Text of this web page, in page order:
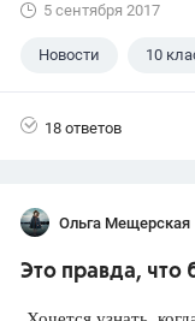
5 сентября 2017
Новости 10
18 ответов
Ольга Мещерская
Это правда, что